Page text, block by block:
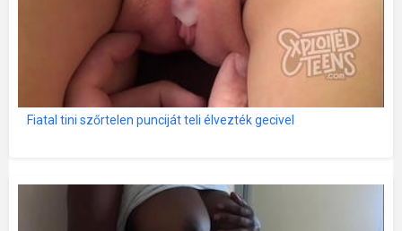
Fiatal tini szőrtelen punciját teli élvezték gecivel